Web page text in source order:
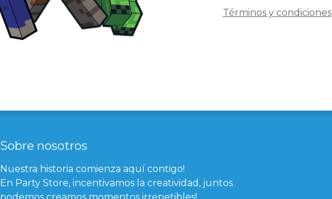
Términos y condiciones
Sobre nosotros
Nuestra historia comienza aquí contigo!
En Party Store, incentivamos la creatividad, juntos